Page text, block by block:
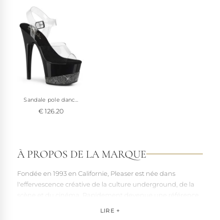
Sandale pole danc...
€ 126.20
À PROPOS DE LA MARQUE
Fondée en 1993 en Californie, Pleaser est née dans
l'effervescence créative de la culture underground, de la
LIRE +